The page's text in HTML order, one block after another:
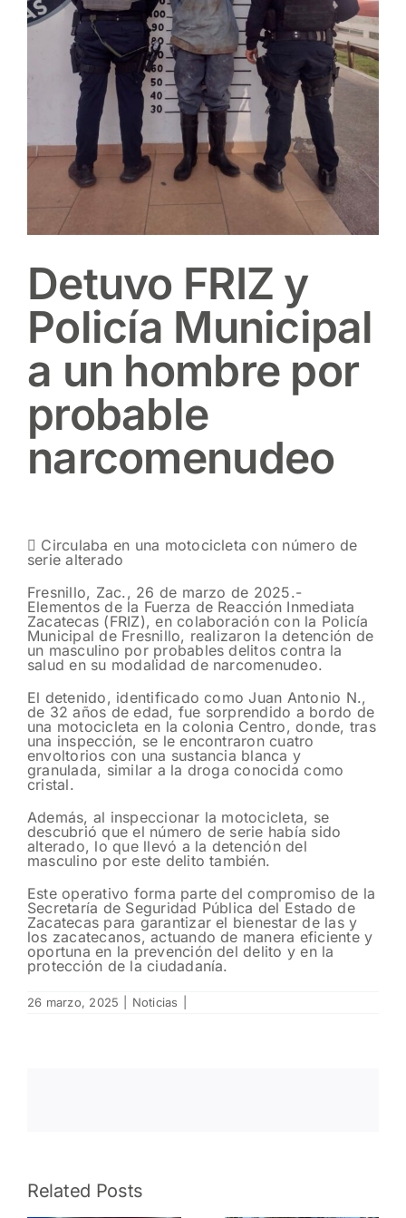
Detuvo FRIZ y
Policía Municipal
a un hombre por
probable
narcomenudeo
 Circulaba en una motocicleta con número de
serie alterado
Fresnillo, Zac., 26 de marzo de 2025.-
Elementos de la Fuerza de Reacción Inmediata
Zacatecas (FRIZ), en colaboración con la Policía
Municipal de Fresnillo, realizaron la detención de
un masculino por probables delitos contra la
salud en su modalidad de narcomenudeo.
El detenido, identificado como Juan Antonio N.,
de 32 años de edad, fue sorprendido a bordo de
una motocicleta en la colonia Centro, donde, tras
una inspección, se le encontraron cuatro
envoltorios con una sustancia blanca y
granulada, similar a la droga conocida como
cristal.
Además, al inspeccionar la motocicleta, se
descubrió que el número de serie había sido
alterado, lo que llevó a la detención del
masculino por este delito también.
Este operativo forma parte del compromiso de la
Secretaría de Seguridad Pública del Estado de
Zacatecas para garantizar el bienestar de las y
los zacatecanos, actuando de manera eficiente y
oportuna en la prevención del delito y en la
protección de la ciudadanía.
26 marzo, 2025 Noticias
Related PostsPolicía